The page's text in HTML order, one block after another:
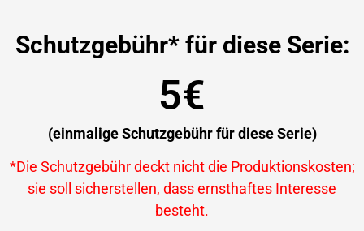
Schutzgebühr* für diese Serie:
5€
(einmalige Schutzgebühr für diese Serie)
*Die Schutzgebühr deckt nicht die Produktionskosten;
sie soll sicherstellen, dass ernsthaftes Interesse
besteht.